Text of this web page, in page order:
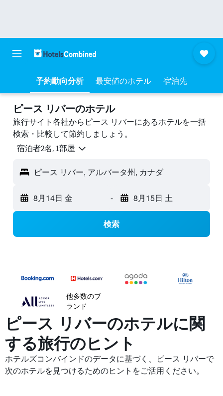
予約動向分析 最安値のホテル 宿泊先
ピース リバーのホテル
旅行サイト各社からピース リバーにあるホテルを一括
検索・比較して節約しましょう。
宿泊者2名, 1​部屋
ピース リバー, アルバータ州, カナダ
8月14日 金 - 8月15日 土
検索
他多数のブ
ランド
ピース リバーの​ホテルに関
する旅行のヒント
ホテルズコンバインドのデータに基づく、ピース リバーで
次のホテルを見つけるためのヒントをご活用ください。